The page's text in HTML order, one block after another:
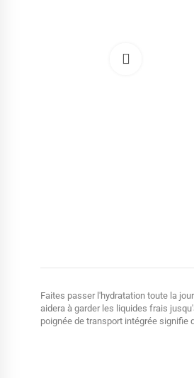
Faites passer l'hydratation toute la
aidera à garder les liquides frais
poignée de transport intégrée signifie